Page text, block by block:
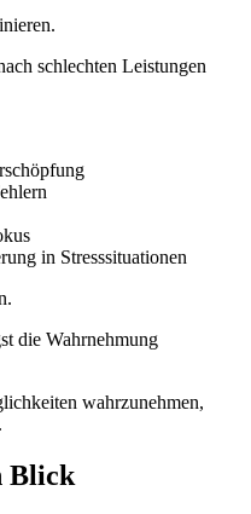
schlechten Leistungen
in Stresssituationen
die Wahrnehmung
wahrzunehmen,
Blick